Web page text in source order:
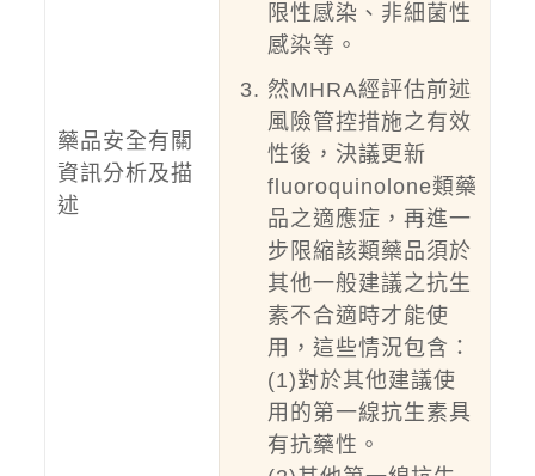
藥品安全有關
資訊分析及描
述
限性感染、非細菌性
感染等。
然MHRA經評估前述
風險管控措施之有效
性後，決議更新
fluoroquinolone類藥
品之適應症，再進一
步限縮該類藥品須於
其他一般建議之抗生
素不合適時才能使
用，這些情況包含：
(1)對於其他建議使
用的第一線抗生素具
有抗藥性。